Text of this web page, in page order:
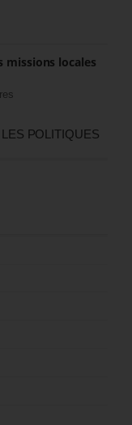
missions locales
POLITIQUES